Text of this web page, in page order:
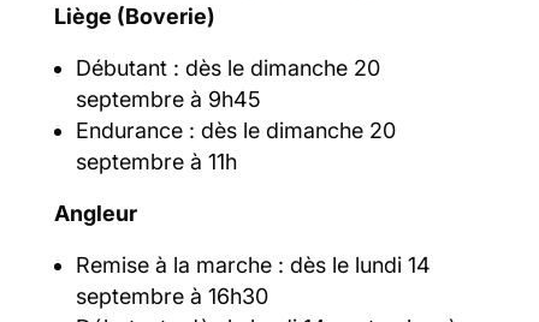
Liège (Boverie)
Débutant : dès le dimanche 20
septembre à 9h45
Endurance : dès le dimanche 20
septembre à 11h
Angleur
Remise à la marche : dès le lundi 14
septembre à 16h30